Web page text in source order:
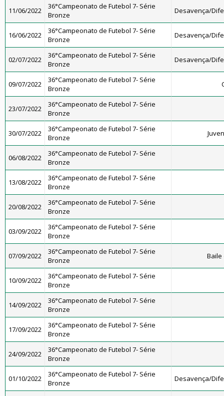
11/06/2022
36°Campeonato de Futebol 7- Série
Bronze
Desavença/
16/06/2022
36°Campeonato de Futebol 7- Série
Bronze
Desavença/
02/07/2022
36°Campeonato de Futebol 7- Série
Bronze
Desavença/
09/07/2022
36°Campeonato de Futebol 7- Série
Bronze
23/07/2022
36°Campeonato de Futebol 7- Série
Bronze
30/07/2022
36°Campeonato de Futebol 7- Série
Bronze
06/08/2022
36°Campeonato de Futebol 7- Série
Bronze
13/08/2022
36°Campeonato de Futebol 7- Série
Bronze
20/08/2022
36°Campeonato de Futebol 7- Série
Bronze
03/09/2022
36°Campeonato de Futebol 7- Série
Bronze
07/09/2022
36°Campeonato de Futebol 7- Série
Bronze
Baile
10/09/2022
36°Campeonato de Futebol 7- Série
Bronze
14/09/2022
36°Campeonato de Futebol 7- Série
Bronze
17/09/2022
36°Campeonato de Futebol 7- Série
Bronze
24/09/2022
36°Campeonato de Futebol 7- Série
Bronze
01/10/2022
36°Campeonato de Futebol 7- Série
Bronze
Desavença/